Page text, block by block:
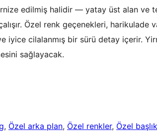
edilmiş halidir — yatay üst alan ve
Özel renk geçenekleri, harikulade
iyice cilalanmış bir sürü detay içerir.
sağlayacak.
, Özel arka plan, Özel renkler, Özel başlık